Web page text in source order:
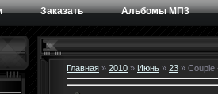
Заказать Альбомы МП3
Главная » 2010 » Июнь » 23 » Couple